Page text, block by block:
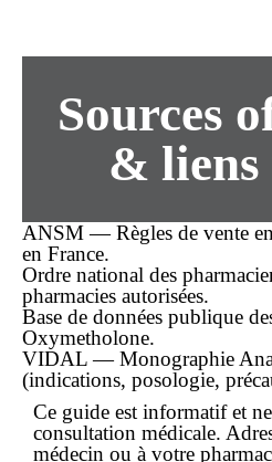
Sources
& liens
ANSM — Règles de vente
en France.
Ordre national des
pharmacies autorisées.
Base de données publique
Oxymetholone.
VIDAL — Monographie
(indications, posologie,
Ce guide est informatif et
consultation médicale.
médecin ou à votre